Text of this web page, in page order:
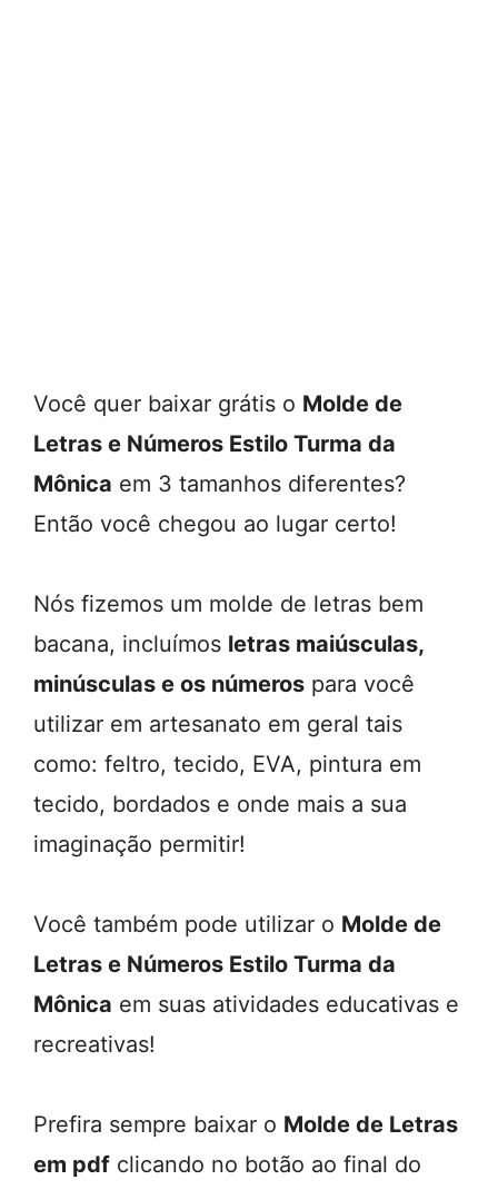
Você quer baixar grátis o Molde de
Letras e Números Estilo Turma da
Mônica em 3 tamanhos diferentes?
Então você chegou ao lugar certo!
Nós fizemos um molde de letras bem
bacana, incluímos letras maiúsculas,
minúsculas e os números para você
utilizar em artesanato em geral tais
como: feltro, tecido, EVA, pintura em
tecido, bordados e onde mais a sua
imaginação permitir!
Você também pode utilizar o Molde de
Letras e Números Estilo Turma da
Mônica em suas atividades educativas e
recreativas!
Prefira sempre baixar o Molde de Letras
em pdf clicando no botão ao final do